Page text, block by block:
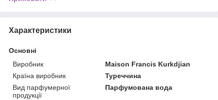
Характеристики
Основні
Виробник
Maison Francis Kurkdjian
Країна виробник
Туреччина
Вид парфумерної
продукції
Парфумована вода